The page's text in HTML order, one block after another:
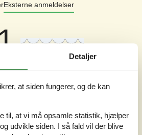
Eksterne anmeldelser
4,4
4,1
Detaljer
at siden fungerer, og de kan
til, at vi må opsamle statistik, hjælper
udvikle siden. I så fald vil der blive